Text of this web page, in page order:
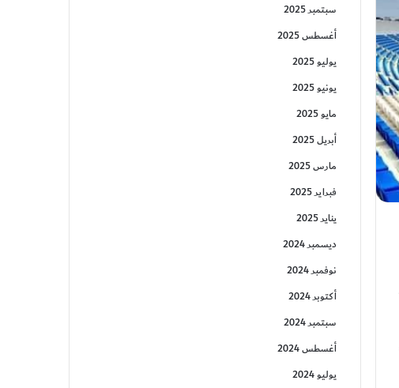
سبتمبر 2025
أغسطس 2025
يوليو 2025
يونيو 2025
مايو 2025
أبريل 2025
مارس 2025
فبراير 2025
يناير 2025
ديسمبر 2024
نوفمبر 2024
أكتوبر 2024
سبتمبر 2024
أغسطس 2024
يوليو 2024